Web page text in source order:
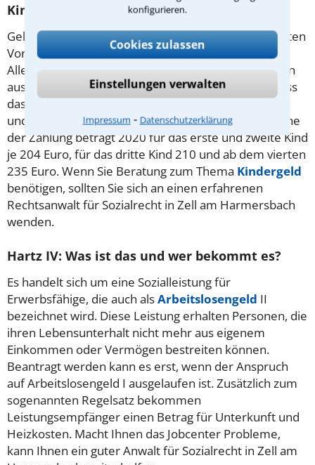
konfigurieren.
Cookies zulassen
Einstellungen verwalten
Impressum ⁃ Datenschutzerklärung
Kindergeld: Wer bekommt es und wie viel?
Geld gibt es für Kinder unter 18 und unter bestimmten
Voraussetzungen für bis zu 25-jähige in Ausbildung.
Allerdings wird der Betrag immer nur an eine Person
ausgezahlt, etwa an einen Elternteil. Außerdem muss
das Kind vom Elternteil regelmäßig versorgt werden
und mit diesem im gleichen Haushalt leben. Die Höhe
der Zahlung beträgt 2020 für das erste und zweite Kind
je 204 Euro, für das dritte Kind 210 und ab dem vierten
235 Euro. Wenn Sie Beratung zum Thema Kindergeld
benötigen, sollten Sie sich an einen erfahrenen
Rechtsanwalt für Sozialrecht in Zell am Harmersbach
wenden.
Hartz IV: Was ist das und wer bekommt es?
Es handelt sich um eine Sozialleistung für
Erwerbsfähige, die auch alsArbeitslosengeld II
bezeichnet wird. Diese Leistung erhalten Personen, die
ihren Lebensunterhalt nicht mehr aus eigenem
Einkommen oder Vermögen bestreiten können.
Beantragt werden kann es erst, wenn der Anspruch
auf Arbeitslosengeld I ausgelaufen ist. Zusätzlich zum
sogenannten Regelsatz bekommen
Leistungsempfänger einen Betrag für Unterkunft und
Heizkosten. Macht Ihnen das Jobcenter Probleme,
kann Ihnen ein guter Anwalt für Sozialrecht in Zell am